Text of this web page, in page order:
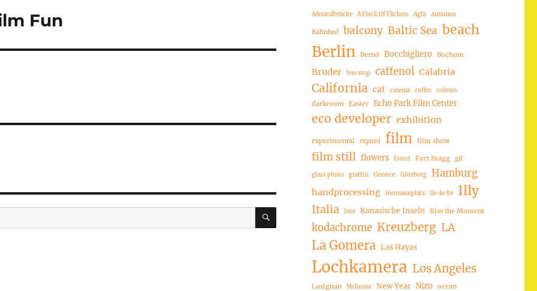
Fun
SUCHEN
Admiralbrücke A Flock Of Flickers Agfa autumn
Bahnhof balcony Baltic Sea beach
Berlin Bernd Bocchigliero Bochum
Bruder bus stop caffenol Calabria
California cat cinema coffee colours
darkroom Easter Echo Park Film Center
eco developer exhibition
experimental expired film film show
film still flowers forest Fort Bragg gif
glass photo graffiti Greece Göteborg Hamburg
handprocessing Hermannplatz Ile de Ré Illy
Italia Juni Kanarische Inseln Kiss the Moment
kodachrome Kreuzberg LA
La Gomera Las Hayas
Lochkamera Los Angeles
Lusignan Melusine New Year Nizo ocean